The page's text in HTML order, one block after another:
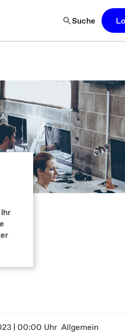
Suche
| 00:00 Uhr Allgemein